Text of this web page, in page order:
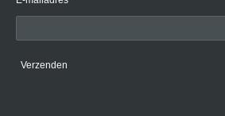
Verzenden